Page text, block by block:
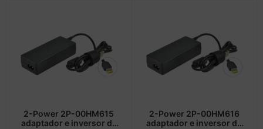
2-Power 2P-00HM615
adaptador e inversor de
2-Power 2P-00HM616
adaptador e inversor de